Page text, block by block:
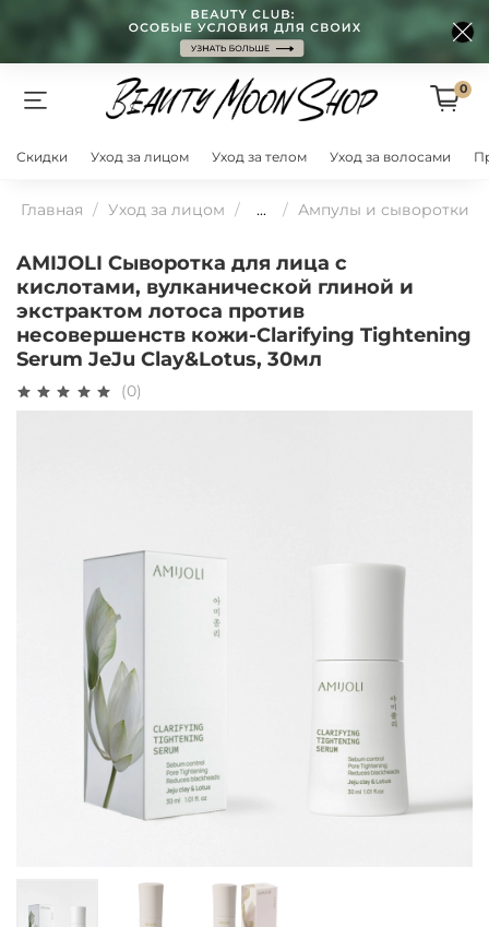
0
Скидки Уход за лицом Уход за телом Уход за волосами
Главная Уход за лицом ... Ампулы и сыворотки
AMIJOLI Cыворотка для лица с
кислотами, вулканической глиной и
экстрактом лотоса против
несовершенств кожи-Clarifying Tightening
Serum JeJu Сlay&Lotus, 30мл
(0)